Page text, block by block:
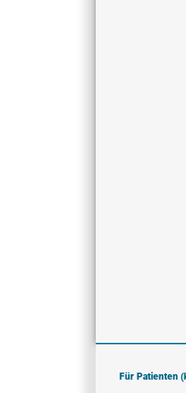
Für Patienten